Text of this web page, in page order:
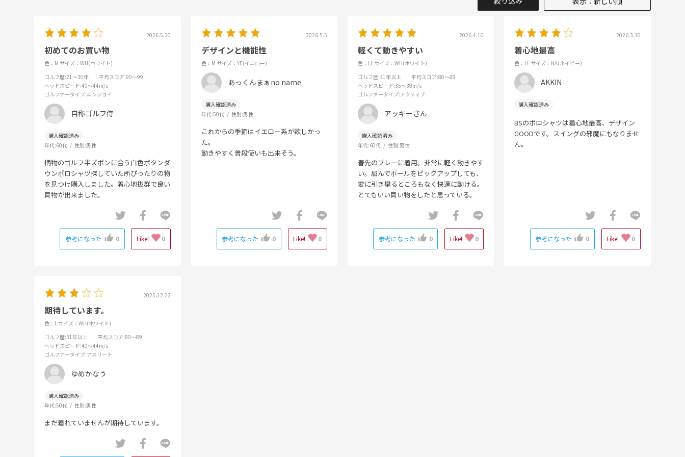
2026.5.20
初めてのお買い物
色：M サイズ：WH(ホワイト)
ゴルフ歴:21～30年 平均スコア:90～99
ヘッドスピード:40～44m/s
ゴルファータイプ:エンジョイ
自称ゴルフ侍
年代:60代 性別:男性
柄物のゴルフ半ズボンに合う白色ボタンダ
ウンポロシャツ探していた所ぴったりの物
を見つけ購入しました。着心地抜群で良い
買物が出来ました。
参考になった 0 Like! 0
2026.5.5
デザインと機能性
色：M サイズ：YE(イエロー)
あっくんまぁno name
年代:50代 性別:男性
これからの季節はイエロー系が欲しかっ
た。
動きやすく普段使いも出来そう。
参考になった 0 Like! 0
2026.4.10
軽くて動きやすい
色：LL サイズ：WH(ホワイト)
ゴルフ歴:31年以上 平均スコア:80～89
ヘッドスピード:35～39m/s
ゴルファータイプ:アクティブ
アッキーさん
年代:60代 性別:男性
春先のプレーに着用。非常に軽く動きやす
い。屈んでボールをピックアップしても、
変に引き攣るところもなく快適に動ける。
とてもいい買い物をしたと思っている。
参考になった 0 Like! 0
2026.3.30
着心地最高
色：LL サイズ：NA(ネイビー)
AKKIN
BSのポロシャツは着心地最高、デザイン
GOODです。スイングの邪魔にもなりませ
ん。
参考になった 0 Like! 0
2025.12.22
期待しています。
色：L サイズ：WH(ホワイト)
ゴルフ歴:31年以上 平均スコア:80～89
ヘッドスピード:40～44m/s
ゴルファータイプ:アスリート
ゆめかなう
年代:50代 性別:男性
まだ着れていませんが期待しています。